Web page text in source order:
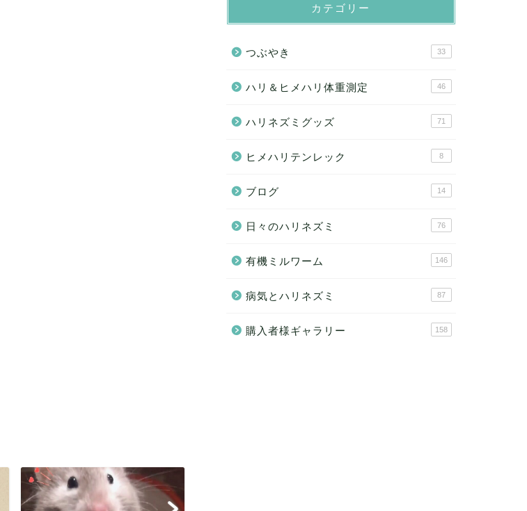
カテゴリー
つぶやき 33
ハリ＆ヒメハリ体重測定 46
ハリネズミグッズ 71
ヒメハリテンレック 8
ブログ 14
日々のハリネズミ 76
有機ミルワーム 146
病気とハリネズミ 87
購入者様ギャラリー 158